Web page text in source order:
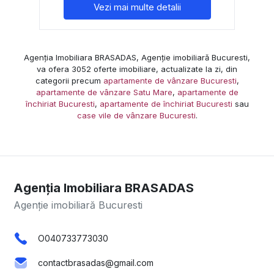
Vezi mai multe detalii
Agenția Imobiliara BRASADAS, Agenție imobiliară Bucuresti,
va ofera 3052 oferte imobiliare, actualizate la zi, din
categorii precum apartamente de vânzare Bucuresti,
apartamente de vânzare Satu Mare, apartamente de
închiriat Bucuresti, apartamente de închiriat Bucuresti sau
case vile de vânzare Bucuresti.
Agenția Imobiliara BRASADAS
Agenție imobiliară Bucuresti
O040733773030
contactbrasadas@gmail.com